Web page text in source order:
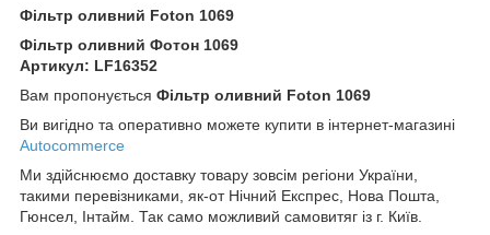
Фільтр оливний Foton 1069
Фільтр оливний Фотон 1069
Артикул: LF16352
Вам пропонується Фільтр оливний Foton 1069
Ви вигідно та оперативно можете купити в інтернет-магазині
Autocommerce
Ми здійснюємо доставку товару зовсім регіони України,
такими перевізниками, як-от Нічний Експрес, Нова Пошта,
Гюнсел, Інтайм. Так само можливий самовитяг із г. Київ.